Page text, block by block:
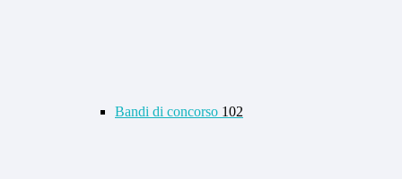
Bandi di concorso 102